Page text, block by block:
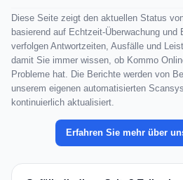
Diese Seite zeigt den aktuellen Status
basierend auf Echtzeit-Überwachung und
verfolgen Antwortzeiten, Ausfälle und
damit Sie immer wissen, ob Kommo
Probleme hat. Die Berichte werden von
unserem eigenen automatisierten
kontinuierlich aktualisiert.
Erfahren Sie mehr über